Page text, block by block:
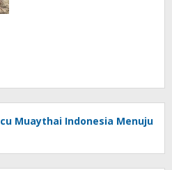
Muaythai Indonesia Menuju